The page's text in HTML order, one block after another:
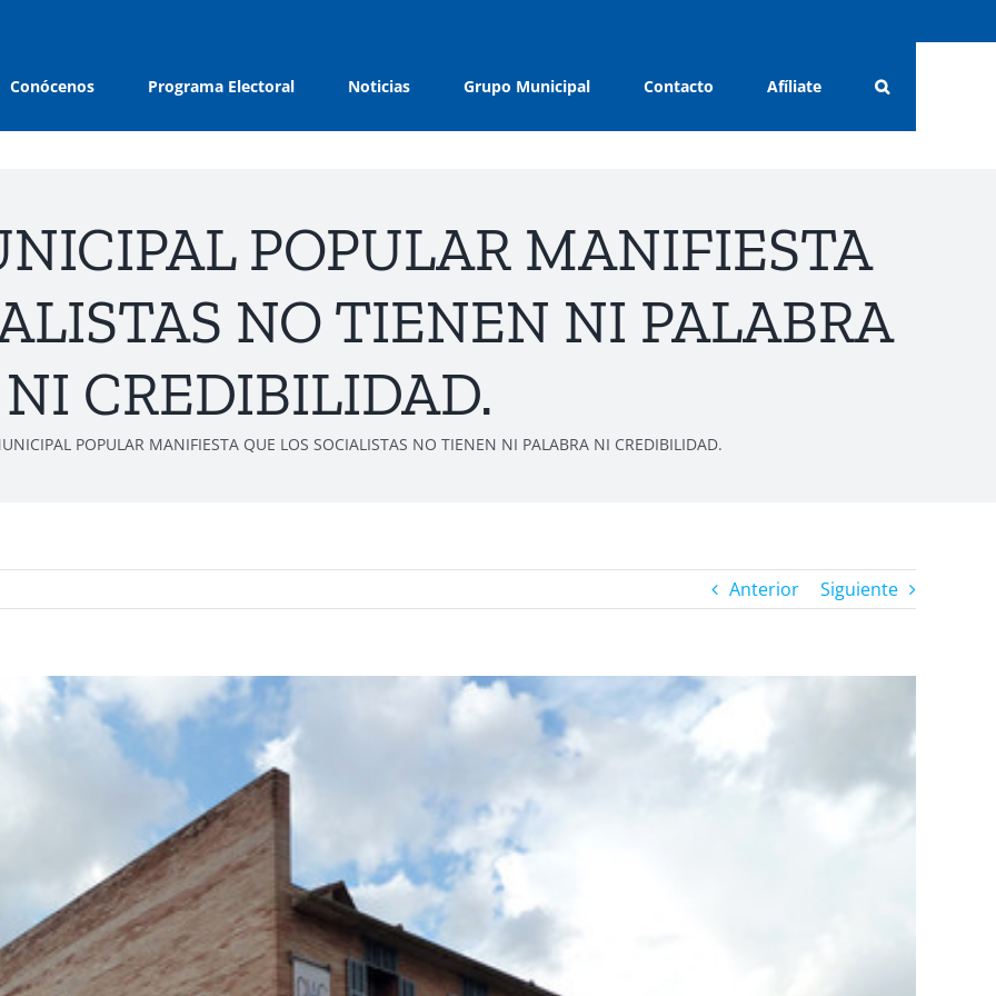
Conócenos Programa Electoral Noticias Grupo Municipal Contacto Afíliate
POPULAR MANIFIESTA
NO TIENEN NI PALABRA
NI CREDIBILIDAD.
POPULAR MANIFIESTA QUE LOS SOCIALISTAS NO TIENEN NI PALABRA NI CREDIBILIDAD.
Anterior Siguiente